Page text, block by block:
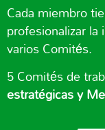
Cada miembro
profesionalizar
varios Comités.
5 Comités de
estratégicas y